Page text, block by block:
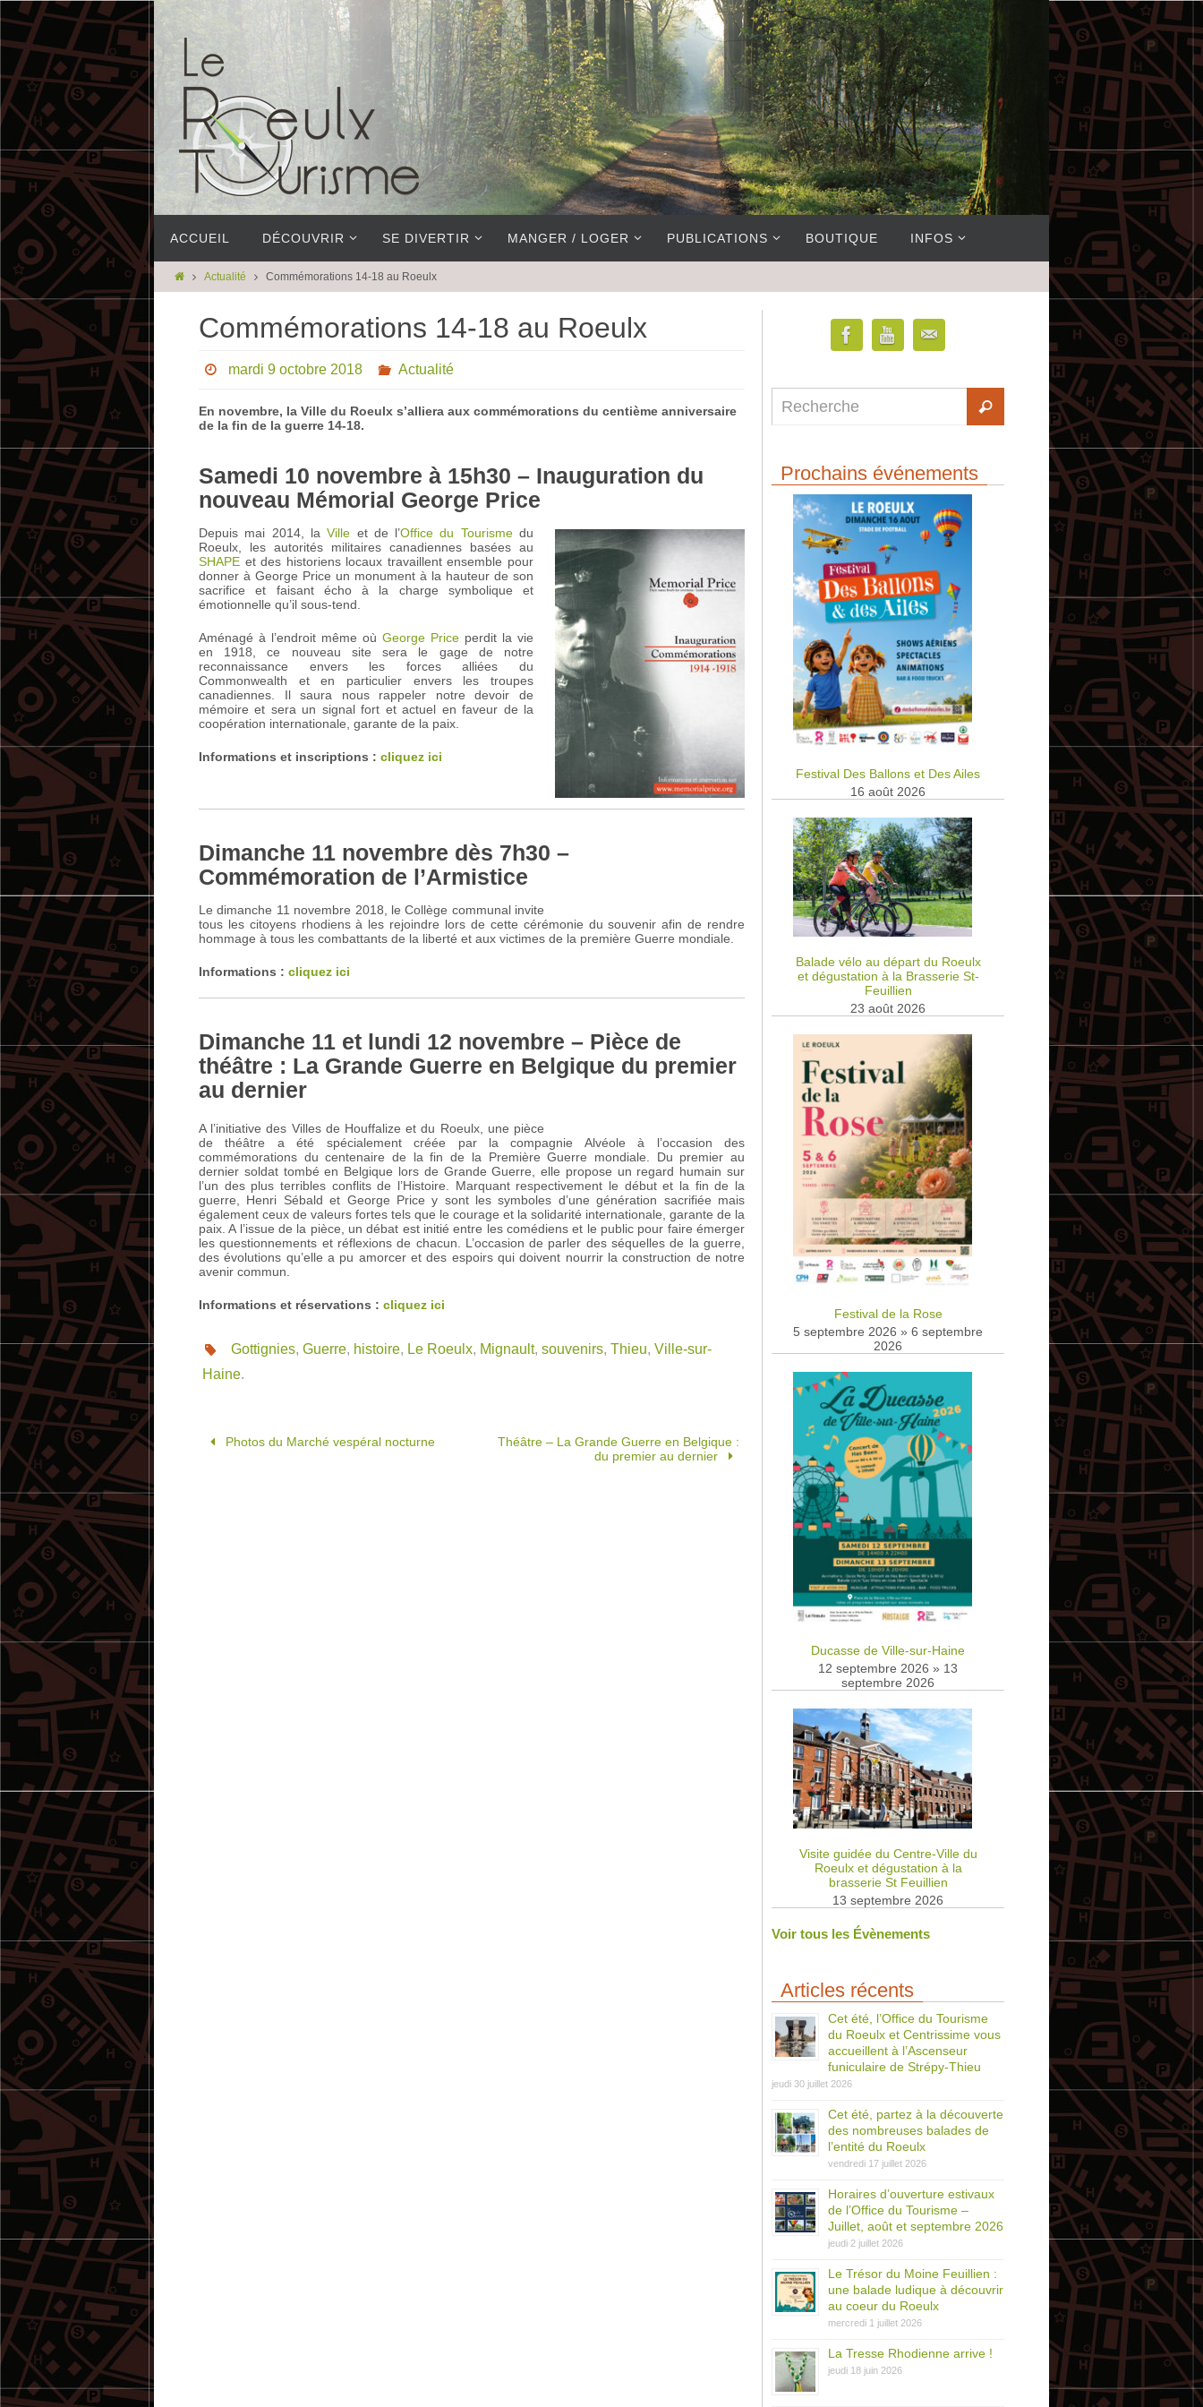
ACCUEIL DÉCOUVRIR SE DIVERTIR MANGER / LOGER PUBLICATIONS BOUTIQUE INFOS
Actualité Commémorations 14-18 au Roeulx
Commémorations 14-18 au Roeulx
mardi 9 octobre 2018 Actualité
En novembre, la Ville du Roeulx s’alliera aux commémorations du centième anniversaire
de la fin de la guerre 14-18.
Samedi 10 novembre à 15h30 – Inauguration du
nouveau Mémorial George Price
Depuis mai 2014, laVille et de l’Office du Tourismedu
Roeulx, les autorités militaires canadiennes basées au
SHAPE et des historiens locaux travaillent ensemble pour
donner à George Price un monument à la hauteur de son
sacrifice et faisant écho à la charge symbolique et
émotionnelle qu’il sous-tend.
Aménagé à l’endroit même où George Price perdit la vie
en 1918, ce nouveau site sera le gage de notre
reconnaissance envers les forces alliées du
Commonwealth et en particulier envers les troupes
canadiennes. Il saura nous rappeler notre devoir de
mémoire et sera un signal fort et actuel en faveur de la
coopération internationale, garante de la paix.
Informations et inscriptions : cliquez ici
Dimanche 11 novembre dès 7h30 –
Commémoration de l’Armistice
Le dimanche 11 novembre 2018, le Collège communal invite
tous les citoyens rhodiens à les rejoindre lors de cette cérémonie du souvenir afin de rendre
hommage à tous les combattants de la liberté et aux victimes de la première Guerre mondiale.
Informations : cliquez ici
Dimanche 11 et lundi 12 novembre – Pièce de
théâtre : La Grande Guerre en Belgique du premier
au dernier
A l’initiative des Villes de Houffalize et du Roeulx, une pièce
de théâtre a été spécialement créée par la compagnie Alvéole à l’occasion des
commémorations du centenaire de la fin de la Première Guerre mondiale. Du premier au
dernier soldat tombé en Belgique lors de Grande Guerre, elle propose un regard humain sur
l’un des plus terribles conflits de l’Histoire. Marquant respectivement le début et la fin de la
guerre, Henri Sébald et George Price y sont les symboles d’une génération sacrifiée mais
également ceux de valeurs fortes tels que le courage et la solidarité internationale, garante de la
paix. A l’issue de la pièce, un débat est initié entre les comédiens et le public pour faire émerger
les questionnements et réflexions de chacun. L’occasion de parler des séquelles de la guerre,
des évolutions qu’elle a pu amorcer et des espoirs qui doivent nourrir la construction de notre
avenir commun.
Informations et réservations : cliquez ici
Gottignies, Guerre, histoire, Le Roeulx, Mignault, souvenirs, Thieu, Ville-sur-
Haine.
Photos du Marché vespéral nocturne
Théâtre – La Grande Guerre en Belgique :
du premier au dernier
Prochains événements
Festival Des Ballons et Des Ailes
16 août 2026
Balade vélo au départ du Roeulx
et dégustation à la Brasserie St-
Feuillien
23 août 2026
Festival de la Rose
5 septembre 2026 » 6 septembre
2026
Ducasse de Ville-sur-Haine
12 septembre 2026 » 13
septembre 2026
Visite guidée du Centre-Ville du
Roeulx et dégustation à la
brasserie St Feuillien
13 septembre 2026
Voir tous les Évènements
Articles récents
Cet été, l’Office du Tourisme
du Roeulx et Centrissime vous
accueillent à l’Ascenseur
funiculaire de Strépy-Thieu
jeudi 30 juillet 2026
Cet été, partez à la découverte
des nombreuses balades de
l’entité du Roeulx
vendredi 17 juillet 2026
Horaires d’ouverture estivaux
de l’Office du Tourisme –
Juillet, août et septembre 2026
jeudi 2 juillet 2026
Le Trésor du Moine Feuillien :
une balade ludique à découvrir
au coeur du Roeulx
mercredi 1 juillet 2026
La Tresse Rhodienne arrive !
jeudi 18 juin 2026